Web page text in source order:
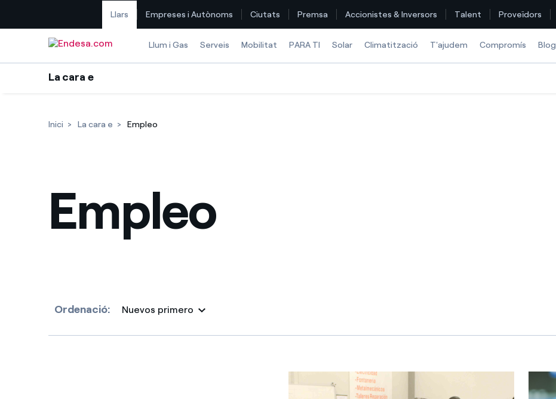
Llars Empreses i Autònoms Ciutats Premsa Accionistes & Inversors Talent Proveïdors
Llum i Gas Serveis Mobilitat PARA TI Solar Climatització T'ajudem Compromís Blog
La cara e
Inici La cara e Empleo
Empleo
Ordenació: Nuevos primero